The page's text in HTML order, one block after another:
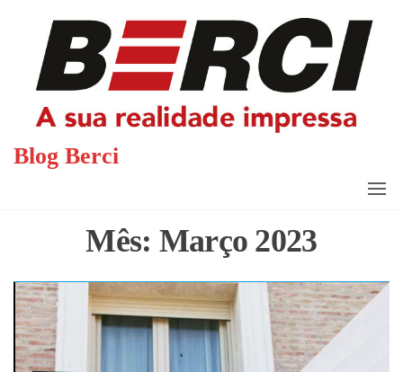
conteúdo
Blog Berci
Mês: Março 2023